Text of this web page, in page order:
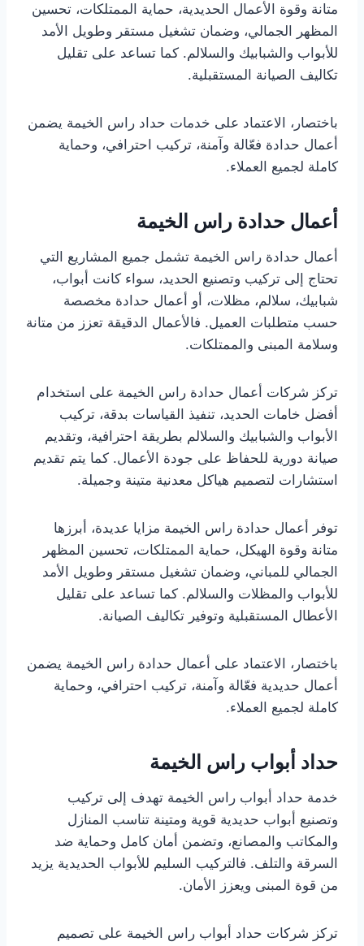
متانة وقوة الأعمال الحديدية، حماية الممتلكات، تحسين
المظهر الجمالي، وضمان تشغيل مستقر وطويل الأمد
للأبواب والشبابيك والسلالم. كما تساعد على تقليل
تكاليف الصيانة المستقبلية.
باختصار، الاعتماد على خدمات حداد راس الخيمة يضمن
أعمال حدادة فعّالة وآمنة، تركيب احترافي، وحماية
كاملة لجميع العملاء.
أعمال حدادة راس الخيمة
أعمال حدادة راس الخيمة تشمل جميع المشاريع التي
تحتاج إلى تركيب وتصنيع الحديد، سواء كانت أبواب،
شبابيك، سلالم، مظلات، أو أعمال حدادة مخصصة
حسب متطلبات العميل. فالأعمال الدقيقة تعزز من متانة
وسلامة المبنى والممتلكات.
تركز شركات أعمال حدادة راس الخيمة على استخدام
أفضل خامات الحديد، تنفيذ القياسات بدقة، تركيب
الأبواب والشبابيك والسلالم بطريقة احترافية، وتقديم
صيانة دورية للحفاظ على جودة الأعمال. كما يتم تقديم
استشارات لتصميم هياكل معدنية متينة وجميلة.
توفر أعمال حدادة راس الخيمة مزايا عديدة، أبرزها
متانة وقوة الهيكل، حماية الممتلكات، تحسين المظهر
الجمالي للمباني، وضمان تشغيل مستقر وطويل الأمد
للأبواب والمظلات والسلالم. كما تساعد على تقليل
الأعطال المستقبلية وتوفير تكاليف الصيانة.
باختصار، الاعتماد على أعمال حدادة راس الخيمة يضمن
أعمال حديدية فعّالة وآمنة، تركيب احترافي، وحماية
كاملة لجميع العملاء.
حداد أبواب راس الخيمة
خدمة حداد أبواب راس الخيمة تهدف إلى تركيب
وتصنيع أبواب حديدية قوية ومتينة تناسب المنازل
والمكاتب والمصانع، وتضمن أمان كامل وحماية ضد
السرقة والتلف. فالتركيب السليم للأبواب الحديدية يزيد
من قوة المبنى ويعزز الأمان.
تركز شركات حداد أبواب راس الخيمة على تصميم